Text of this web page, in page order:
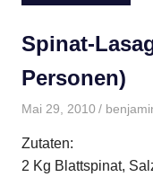
Spinat-
Personen)
Mai 29, 2010
Zutaten:
2 Kg Blattspinat,